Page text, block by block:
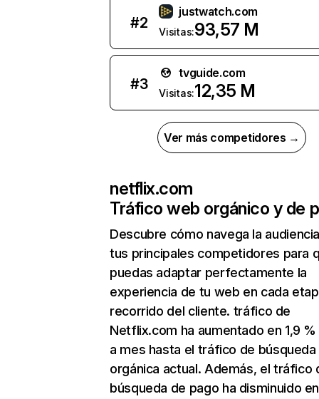
#2
justwatch.com
Visitas:93,57 M
#3
tvguide.com
Visitas:12,35 M
Ver más competidores →
netflix.com
Tráfico web orgánico y de
Descubre cómo navega la
tus principales competidores para
puedas adaptar perfectamente la
experiencia de tu web en cada
recorrido del cliente. tráfico de
Netflix.com ha aumentado en 1,9
a mes hasta el tráfico de búsqueda
orgánica actual. Además, el tráfico
búsqueda de pago ha disminuido en